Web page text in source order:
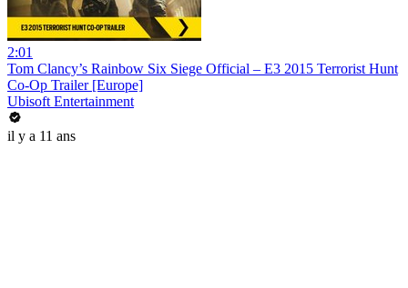
2:01
Tom Clancy’s Rainbow Six Siege Official – E3 2015 Terrorist Hunt
Co-Op Trailer [Europe]
Ubisoft Entertainment
il y a 11 ans